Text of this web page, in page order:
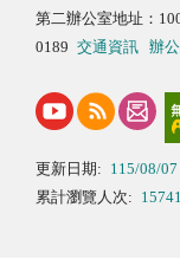
第二辦公室地址：
0189 交通資訊 辦
更新日期: 115/08/07
累計瀏覽人次: